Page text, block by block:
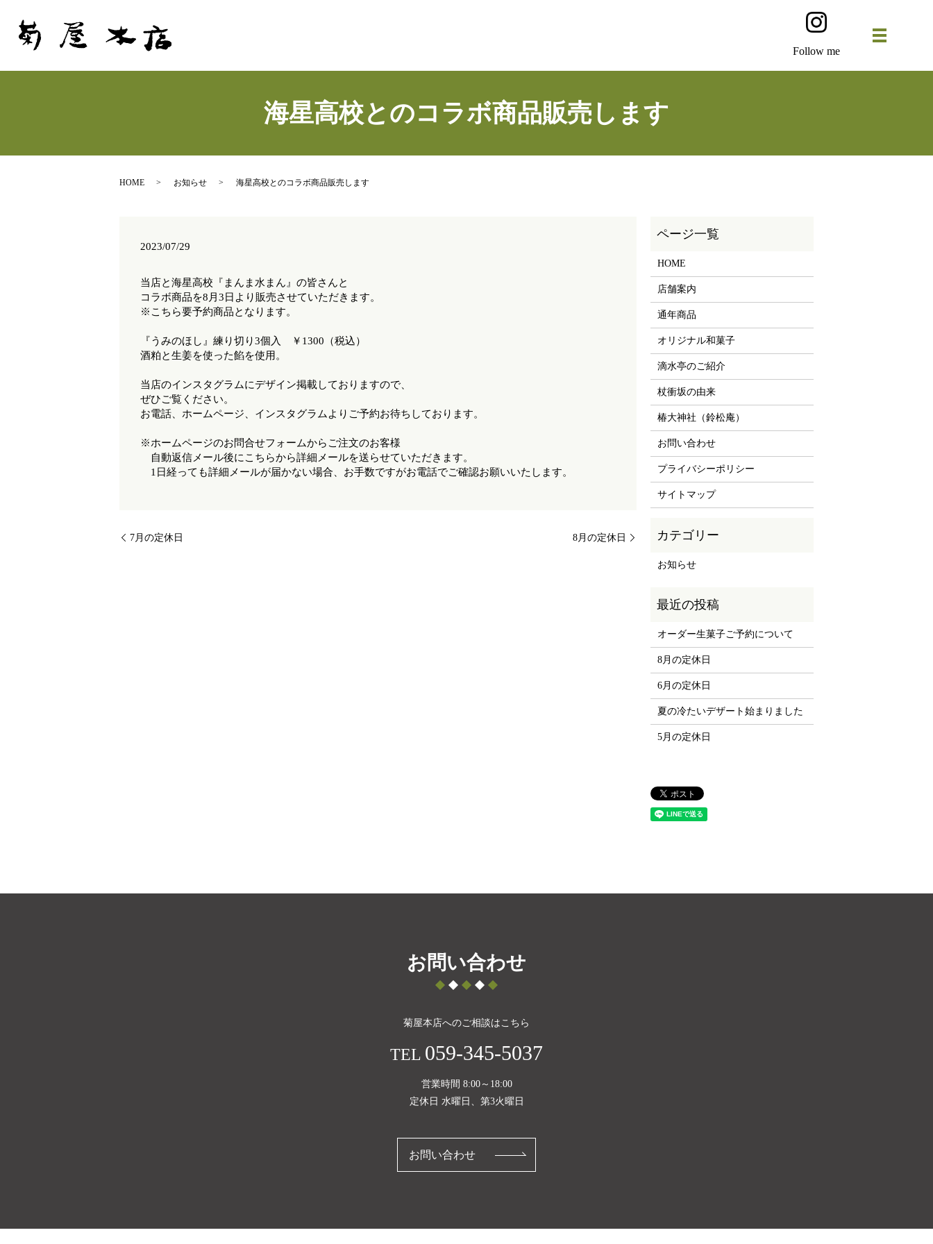
Follow me
海星高校とのコラボ商品販売します
HOME お知らせ 海星高校とのコラボ商品販売します
2023/07/29
当店と海星高校『まんま水まん』の皆さんと
コラボ商品を8月3日より販売させていただきます。
※こちら要予約商品となります。
『うみのほし』練り切り3個入 ￥1300（税込）
酒粕と生姜を使った餡を使用。
当店のインスタグラムにデザイン掲載しておりますので、
ぜひご覧ください。
お電話、ホームページ、インスタグラムよりご予約お待ちしております。
※ホームページのお問合せフォームからご注文のお客様
自動返信メール後にこちらから詳細メールを送らせていただきます。
1日経っても詳細メールが届かない場合、お手数ですがお電話でご確認お願いいたします。
7月の定休日 8月の定休日
HOME
店舗案内
通年商品
オリジナル和菓子
滴水亭のご紹介
杖衝坂の由来
椿大神社（鈴松庵）
お問い合わせ
プライバシーポリシー
サイトマップ
お知らせ
オーダー生菓子ご予約について
8月の定休日
6月の定休日
夏の冷たいデザート始まりました
5月の定休日
お問い合わせ
菊屋本店へのご相談はこちら
TEL 059-345-5037
営業時間 8:00～18:00
定休日 水曜日、第3火曜日
お問い合わせ